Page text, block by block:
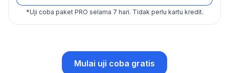
*Uji coba paket PRO selama 7 hari. Tidak perlu kartu kredit.
Mulai uji coba gratis